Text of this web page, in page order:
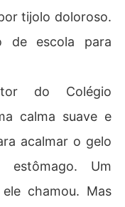
tijolo doloroso.
de escola para
do Colégio
calma suave e
acalmar o gelo
Um
chamou. Mas